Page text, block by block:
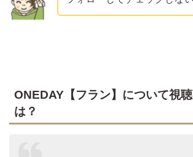
ONEDAY【フラン】について視
は？